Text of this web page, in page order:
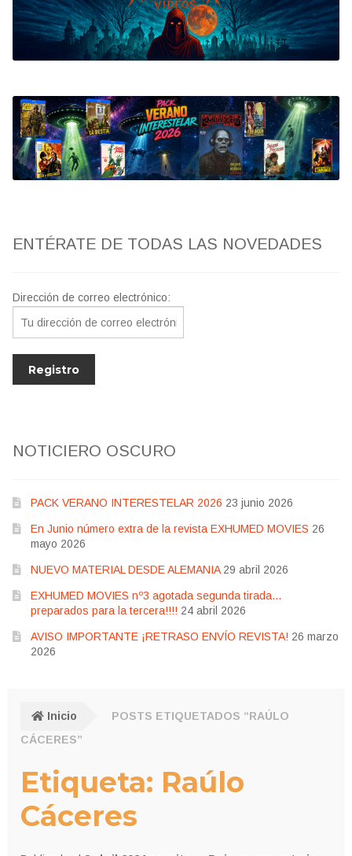
Bluray
Clasificada S
artwork
fantaterror
Jesús Franco
ENTÉRATE DE TODAS LAS NOVEDADES
Dirección de correo electrónico:
NOTICIERO OSCURO
PACK VERANO INTERESTELAR 2026 23 junio 2026
En Junio número extra de la revista EXHUMED MOVIES 26
mayo 2026
NUEVO MATERIAL DESDE ALEMANIA 29 abril 2026
EXHUMED MOVIES nº3 agotada segunda tirada…
preparados para la tercera!!!! 24 abril 2026
AVISO IMPORTANTE ¡RETRASO ENVÍO REVISTA! 26 marzo
2026
Inicio
POSTS ETIQUETADOS “RAÚLO
CÁCERES”
Etiqueta: Raúlo
Cáceres